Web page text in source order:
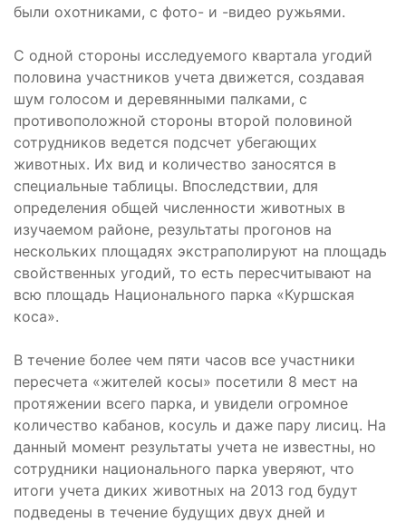
были охотниками, с фото- и -видео ружьями.
С одной стороны исследуемого квартала угодий
половина участников учета движется, создавая
шум голосом и деревянными палками, с
противоположной стороны второй половиной
сотрудников ведется подсчет убегающих
животных. Их вид и количество заносятся в
специальные таблицы. Впоследствии, для
определения общей численности животных в
изучаемом районе, результаты прогонов на
нескольких площадях экстраполируют на площадь
свойственных угодий, то есть пересчитывают на
всю площадь Национального парка «Куршская
коса».
В течение более чем пяти часов все участники
пересчета «жителей косы» посетили 8 мест на
протяжении всего парка, и увидели огромное
количество кабанов, косуль и даже пару лисиц. На
данный момент результаты учета не известны, но
сотрудники национального парка уверяют, что
итоги учета диких животных на 2013 год будут
подведены в течение будущих двух дней и